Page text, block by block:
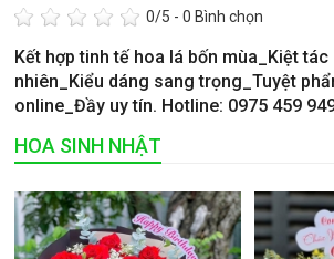
0/5 -0 Bình chọn
Kết hợp tinh tế hoa lá bốn mùa_Kiệt tác
nhiên_Kiểu dáng sang trọng_Tuyệt
online_Đầy uy tín. Hotline: 0975 459
HOA SINH NHẬT